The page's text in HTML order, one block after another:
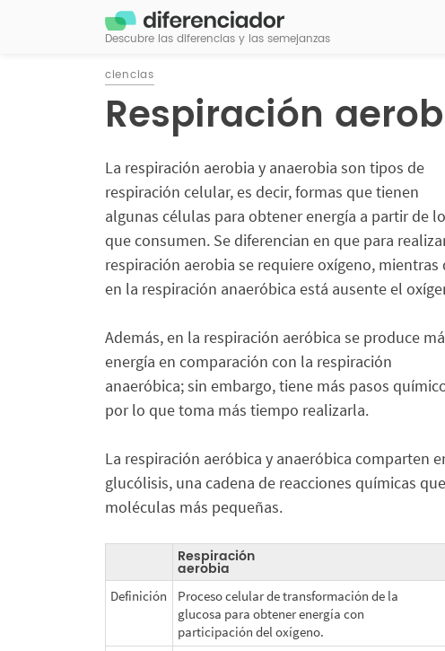
Descubre las diferencias y las semejanzas
ciencias
Respiración
La respiración aerobia y anaerobia son tipos de
respiración celular, es decir, formas que tienen
algunas células para obtener energía a partir de lo
que consumen. Se diferencian en que para
respiración aerobia se requiere oxígeno, mientras
en la respiración anaeróbica está ausente el
Además, en la respiración aeróbica se produce
energía en comparación con la respiración
anaeróbica; sin embargo, tiene más pasos
por lo que toma más tiempo realizarla.
La respiración aeróbica y anaeróbica comparten
glucólisis, una cadena de reacciones químicas
moléculas más pequeñas.
Respiración
aerobia
Definición
Proceso celular de transformación de la
glucosa para obtener energía con
participación del oxígeno.